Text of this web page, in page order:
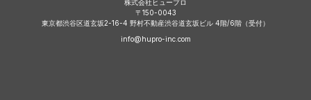
株式会社ヒュープロ
〒 150-0043
東京都渋谷区道玄坂2-16-4 野村不動産渋谷道玄坂ビル 4階/6階（受付）
info@hupro-inc.com